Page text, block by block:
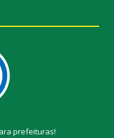
prefeituras!